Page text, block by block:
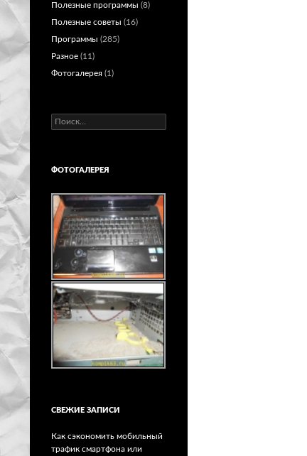
Полезные программы (8)
Полезные советы (16)
Программы (285)
Разное (11)
Фотогалерея (1)
Найти:
ФОТОГАЛЕРЕЯ
СВЕЖИЕ ЗАПИСИ
Как сэкономить мобильный
трафик смартфона или